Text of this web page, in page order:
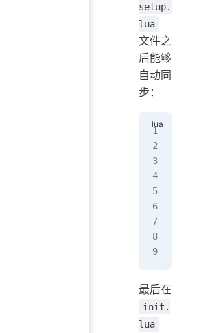
setup.
lua
文件之
后能够
自动同
步：
最后在
init.
lua